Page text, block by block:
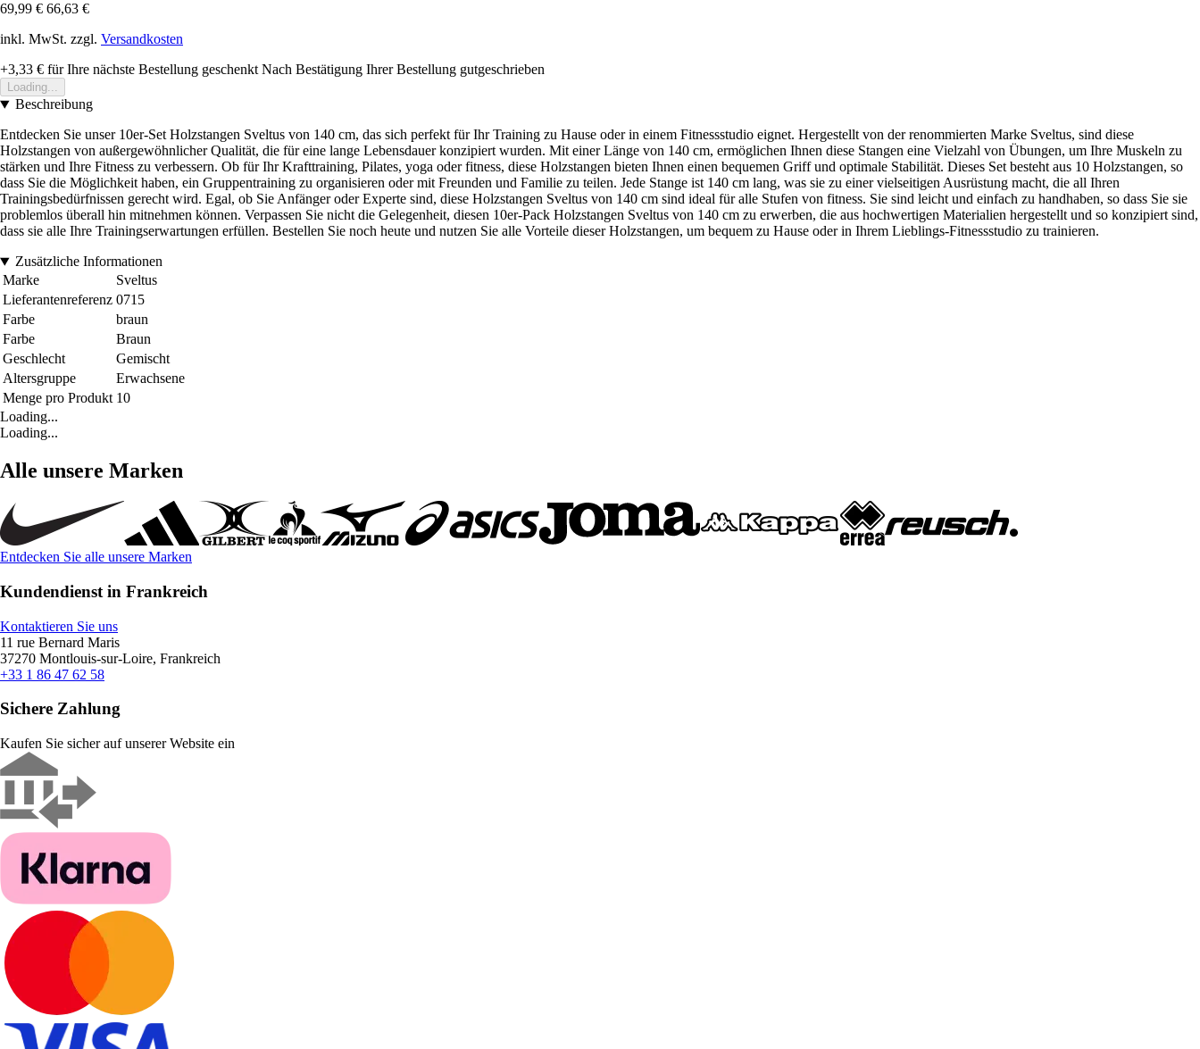
69,99 € 66,63 €
inkl. MwSt. zzgl. Versandkosten
+3,33 € für Ihre nächste Bestellung geschenkt Nach Bestätigung Ihrer Bestellung gutgeschrieben
Loading...
Beschreibung
Entdecken Sie unser 10er-Set Holzstangen Sveltus von 140 cm, das sich perfekt für Ihr Training zu Hause oder in einem Fitnessstudio eignet. Hergestellt von der renommierten Marke Sveltus, sind diese
Holzstangen von außergewöhnlicher Qualität, die für eine lange Lebensdauer konzipiert wurden. Mit einer Länge von 140 cm, ermöglichen Ihnen diese Stangen eine Vielzahl von Übungen, um Ihre Muskeln zu
stärken und Ihre Fitness zu verbessern. Ob für Ihr Krafttraining, Pilates, yoga oder fitness, diese Holzstangen bieten Ihnen einen bequemen Griff und optimale Stabilität. Dieses Set besteht aus 10 Holzstangen, so
dass Sie die Möglichkeit haben, ein Gruppentraining zu organisieren oder mit Freunden und Familie zu teilen. Jede Stange ist 140 cm lang, was sie zu einer vielseitigen Ausrüstung macht, die all Ihren
Trainingsbedürfnissen gerecht wird. Egal, ob Sie Anfänger oder Experte sind, diese Holzstangen Sveltus von 140 cm sind ideal für alle Stufen von fitness. Sie sind leicht und einfach zu handhaben, so dass Sie sie
problemlos überall hin mitnehmen können. Verpassen Sie nicht die Gelegenheit, diesen 10er-Pack Holzstangen Sveltus von 140 cm zu erwerben, die aus hochwertigen Materialien hergestellt und so konzipiert sind,
dass sie alle Ihre Trainingserwartungen erfüllen. Bestellen Sie noch heute und nutzen Sie alle Vorteile dieser Holzstangen, um bequem zu Hause oder in Ihrem Lieblings-Fitnessstudio zu trainieren.
Zusätzliche Informationen
Marke
Sveltus
Lieferantenreferenz 0715
Farbe
braun
Farbe
Braun
Geschlecht
Gemischt
Altersgruppe
Erwachsene
Menge pro Produkt 10
Loading...
Loading...
Alle unsere Marken
Entdecken Sie alle unsere Marken
Kundendienst in Frankreich
Kontaktieren Sie uns
11 rue Bernard Maris
37270 Montlouis-sur-Loire, Frankreich
+33 1 86 47 62 58
Sichere Zahlung
Kaufen Sie sicher auf unserer Website ein